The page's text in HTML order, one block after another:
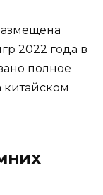
2022 года в
полное